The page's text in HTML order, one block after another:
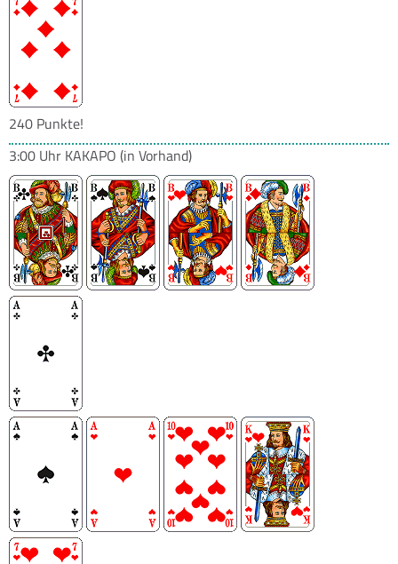
240 Punkte!
3:00 Uhr KAKAPO (in Vorhand)